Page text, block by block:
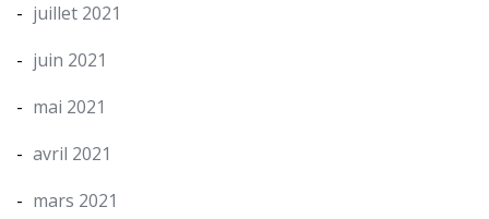
juillet 2021
juin 2021
mai 2021
avril 2021
mars 2021